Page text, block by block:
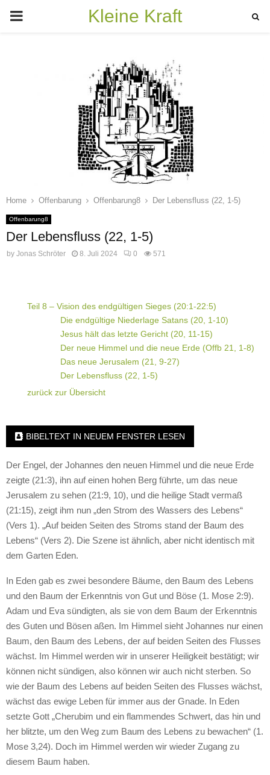
PRIMARY
Kleine Kraft
Home Offenbarung Offenbarung8 Der Lebensfluss (22, 1-5)
Offenbarung8
Der Lebensfluss (22, 1-5)
by Jonas Schröter 8. Juli 2024 0 571
Teil 8 – Vision des endgültigen Sieges (20:1-22:5)
Die endgültige Niederlage Satans (20, 1-10)
Jesus hält das letzte Gericht (20, 11-15)
Der neue Himmel und die neue Erde (Offb 21, 1-8)
Das neue Jerusalem (21, 9-27)
Der Lebensfluss (22, 1-5)
zurück zur Übersicht
BIBELTEXT IN NEUEM FENSTER LESEN
Der Engel, der Johannes den neuen Himmel und die neue Erde
zeigte (21:3), ihn auf einen hohen Berg führte, um das neue
Jerusalem zu sehen (21:9, 10), und die heilige Stadt vermaß
(21:15), zeigt ihm nun „den Strom des Wassers des Lebens“
(Vers 1). „Auf beiden Seiten des Stroms stand der Baum des
Lebens“ (Vers 2). Die Szene ist ähnlich, aber nicht identisch mit
dem Garten Eden.
In Eden gab es zwei besondere Bäume, den Baum des Lebens
und den Baum der Erkenntnis von Gut und Böse (1. Mose 2:9).
Adam und Eva sündigten, als sie von dem Baum der Erkenntnis
des Guten und Bösen aßen. Im Himmel sieht Johannes nur einen
Baum, den Baum des Lebens, der auf beiden Seiten des Flusses
wächst. Im Himmel werden wir in unserer Heiligkeit bestätigt; wir
können nicht sündigen, also können wir auch nicht sterben. So
wie der Baum des Lebens auf beiden Seiten des Flusses wächst,
wächst das ewige Leben für immer aus der Gnade. In Eden
setzte Gott „Cherubim und ein flammendes Schwert, das hin und
her blitzte, um den Weg zum Baum des Lebens zu bewachen“ (1.
Mose 3,24). Doch im Himmel werden wir wieder Zugang zu
diesem Baum haben.